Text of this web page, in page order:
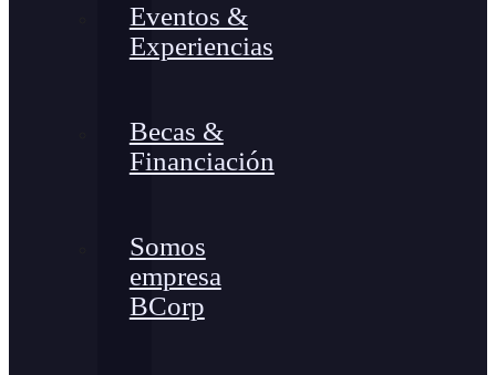
Eventos &
Experiencias
Becas &
Financiación
Somos
empresa
BCorp